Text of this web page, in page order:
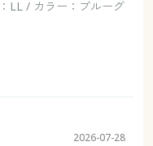
LL / カラー：ブルーグ
2026-07-28